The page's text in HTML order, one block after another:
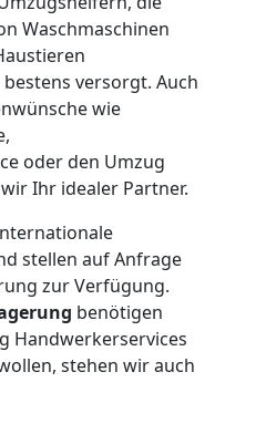
Waschmaschinen
versorgt. Auch
wie
oder den Umzug
Ihr idealer Partner.
stellen auf Anfrage
zur Verfügung.
benötigen
Handwerkerservices
stehen wir auch